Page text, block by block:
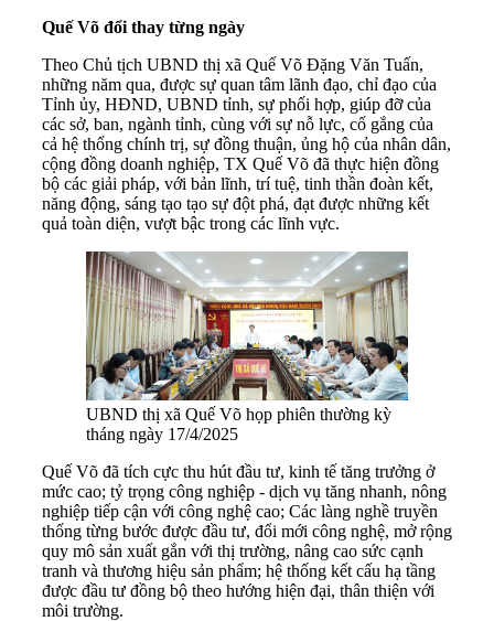
Quế Võ đổi thay từng ngày
Theo Chủ tịch UBND thị xã Quế Võ Đặng Văn Tuấn,
những năm qua, được sự quan tâm lãnh đạo, chỉ đạo của
Tỉnh ủy, HĐND, UBND tỉnh, sự phối hợp, giúp đỡ của
các sở, ban, ngành tỉnh, cùng với sự nỗ lực, cố gắng của
cả hệ thống chính trị, sự đồng thuận, ủng hộ của nhân dân,
cộng đồng doanh nghiệp, TX Quế Võ đã thực hiện đồng
bộ các giải pháp, với bản lĩnh, trí tuệ, tinh thần đoàn kết,
năng động, sáng tạo tạo sự đột phá, đạt được những kết
quả toàn diện, vượt bậc trong các lĩnh vực.
UBND thị xã Quế Võ họp phiên thường kỳ
tháng ngày 17/4/2025
Quế Võ đã tích cực thu hút đầu tư, kinh tế tăng trưởng ở
mức cao; tỷ trọng công nghiệp - dịch vụ tăng nhanh, nông
nghiệp tiếp cận với công nghệ cao; Các làng nghề truyền
thống từng bước được đầu tư, đổi mới công nghệ, mở rộng
quy mô sản xuất gắn với thị trường, nâng cao sức cạnh
tranh và thương hiệu sản phẩm; hệ thống kết cấu hạ tầng
được đầu tư đồng bộ theo hướng hiện đại, thân thiện với
môi trường.